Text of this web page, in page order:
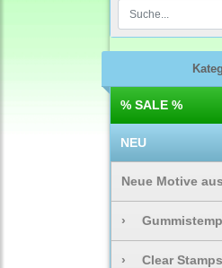
% SALE %
NEU
Neue Motive
›
› Clear Stamps